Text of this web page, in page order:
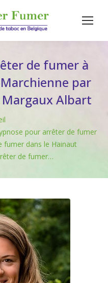
de fumer à
par
Albart
pour arrêter de fumer
fumer dans le Hainaut
de fumer…